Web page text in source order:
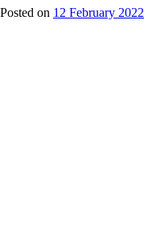
Sakit
Stroke
Posted on 12 February 2022